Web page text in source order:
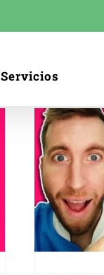
Servicios